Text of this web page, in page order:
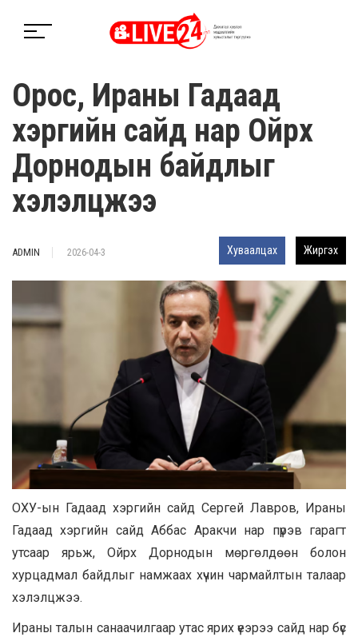
Орос, Ираны Гадаад
хэргийн сайд нар Ойрх
Дорнодын байдлыг
хэлэлцжээ
ADMIN 2026-04-3 Хуваалцах Жиргэх
ОХУ-ын Гадаад хэргийн сайд Сергей Лавров, Ираны
Гадаад хэргийн сайд Аббас Аракчи нар пүрэв гарагт
утсаар ярьж, Ойрх Дорнодын мөргөлдөөн болон
хурцадмал байдлыг намжаах хүчин чармайлтын талаар
хэлэлцжээ.
Ираны талын санаачилгаар утас ярих үеэрээ сайд нар бүс